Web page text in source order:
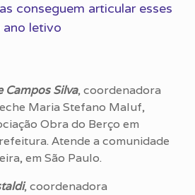
conseguem articular esses
ano letivo
Campos Silva, coordenadora
Maria Stefano Maluf,
Obra do Berço em
Atende a comunidade
em São Paulo.
, coordenadora